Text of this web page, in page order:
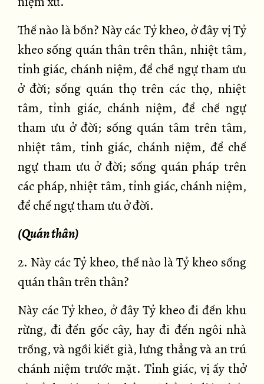
Thế nào là bốn? Này các Tỷ kheo, ở đây vị Tỷ
kheo sống quán thân trên thân, nhiệt tâm,
tỉnh giác, chánh niệm, để chế ngự tham ưu
ở đời; sống quán thọ trên các thọ, nhiệt
tâm, tỉnh giác, chánh niệm, để chế ngự
tham ưu ở đời; sống quán tâm trên tâm,
nhiệt tâm, tỉnh giác, chánh niệm, để chế
ngự tham ưu ở đời; sống quán pháp trên
các pháp, nhiệt tâm, tỉnh giác, chánh niệm,
để chế ngự tham ưu ở đời.
(Quán thân)
2. Này các Tỷ kheo, thế nào là Tỷ kheo sống
quán thân trên thân?
Này các Tỷ kheo, ở đây Tỷ kheo đi đến khu
rừng, đi đến gốc cây, hay đi đến ngôi nhà
trống, và ngồi kiết già, lưng thẳng và an trú
chánh niệm trước mặt. Tỉnh giác, vị ấy thở